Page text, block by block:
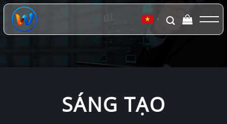
Chuyển
đến
dung
▼
SÁNG TẠO